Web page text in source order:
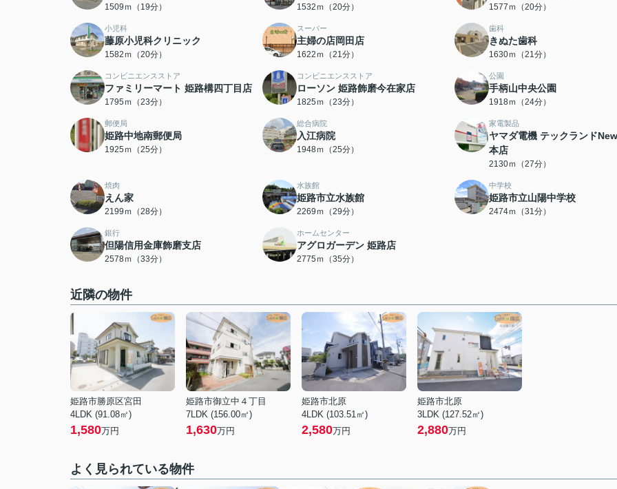
1509ｍ（19分） 1532ｍ（20分） 1577ｍ（20分）
小児科
藤原小児科クリニック
1582ｍ（20分）
スーパー
主婦の店岡田店
1622ｍ（21分）
歯科
きぬた歯科
1630ｍ（21分）
コンビニエンスストア
ファミリーマート 姫路構四丁目店
1795ｍ（23分）
コンビニエンスストア
ローソン 姫路飾磨今在家店
1825ｍ（23分）
公園
手柄山中央公園
1918ｍ（24分）
郵便局
姫路中地南郵便局
1925ｍ（25分）
総合病院
入江病院
1948ｍ（25分）
家電製品
ヤマダ電機 テックランド
本店
2130ｍ（27分）
焼肉
えん家
2199ｍ（28分）
水族館
姫路市立水族館
2269ｍ（29分）
中学校
姫路市立山陽中学校
2474ｍ（31分）
銀行
但陽信用金庫飾磨支店
2578ｍ（33分）
ホームセンター
アグロガーデン 姫路店
2775ｍ（35分）
近隣の物件
姫路市勝原区宮田
4LDK (91.08㎡)
1,580万円
姫路市御立中４丁目
7LDK (156.00㎡)
1,630万円
姫路市北原
4LDK (103.51㎡)
2,580万円
姫路市北原
3LDK (127.52㎡)
2,880万円
よく見られている物件